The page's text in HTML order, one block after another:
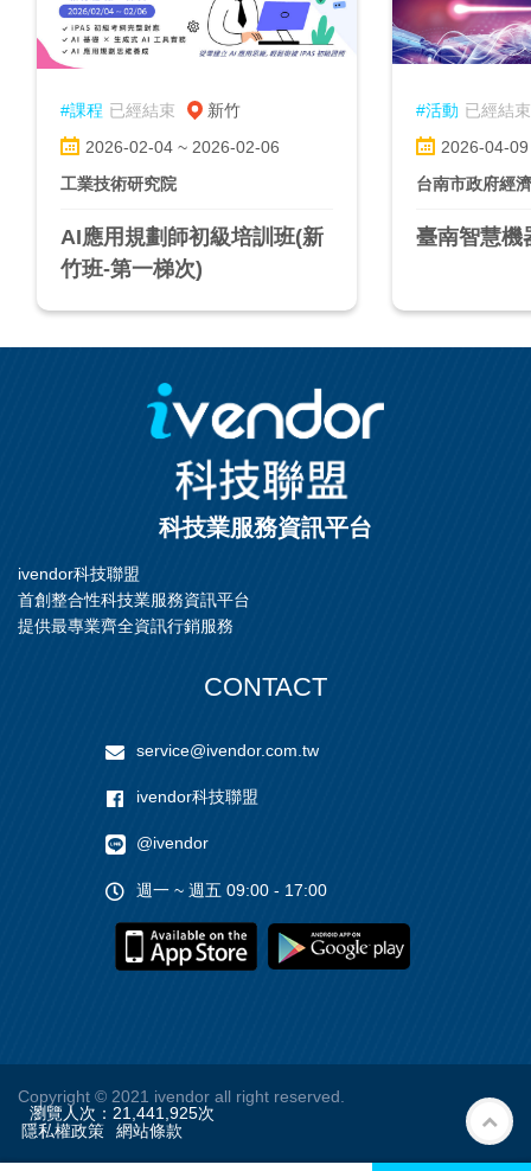
#課程 已經結束
新竹
2026-02-04 ~ 2026-02-06
工業技術研究院
AI應用規劃師初級培訓班(新
竹班-第一梯次)
#活動 已經結束
2026-04-09
台南市政府經
臺南智慧機
科技業服務資訊平台
ivendor科技聯盟
首創整合性科技業服務資訊平台
提供最專業齊全資訊行銷服務
CONTACT
service@ivendor.com.tw
ivendor科技聯盟
@ivendor
週一 ~ 週五 09:00 - 17:00
Copyright © 2021 ivendor all right reserved.
瀏覽人次： 21,441,925次
隱私權政策
網站條款